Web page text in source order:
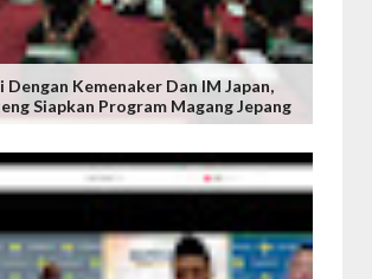
Dengan Kemenaker Dan IM Japan,
Siapkan Program Magang Jepang